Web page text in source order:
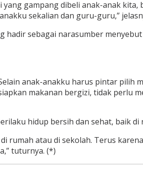
gampang dibeli anak-anak
sekalian dan guru-guru,”
hadir sebagai narasumber
anak-anakku harus pintar pilih
makanan bergizi, tidak perlu
hidup bersih dan sehat, baik
rumah atau di sekolah. Terus
tuturnya. (*)